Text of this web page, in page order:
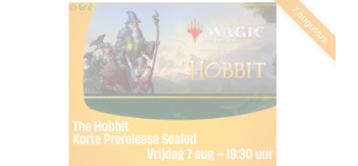
7 augustus